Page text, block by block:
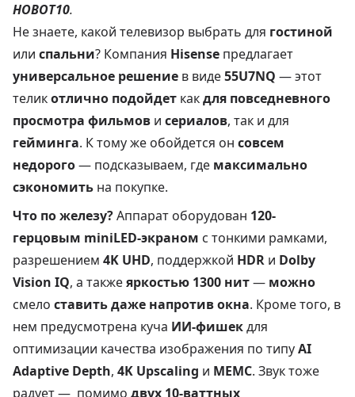
HOBOT10.
Не знаете, какой телевизор выбрать для гостиной
или спальни? Компания Hisense предлагает
универсальное решение в виде55U7NQ — этот
теликотлично подойдет какдля повседневного
просмотра фильмов и сериалов, так и для
гейминга. К тому же обойдется он совсем
недорого— подсказываем, где максимально
сэкономить на покупке.
Что по железу?Аппарат оборудован 120-
герцовым miniLED-экраном с тонкими рамками,
разрешением 4K UHD, поддержкой HDR и Dolby
Vision IQ, а такжеяркостью 1300 нит— можно
смело ставить даже напротив окна. Кроме того, в
нем предусмотрена куча ИИ-фишекдля
оптимизации качества изображения по типуAI
Adaptive Depth, 4K Upscaling и MEMC. Звук тоже
радует — помимо двух 10-ваттных